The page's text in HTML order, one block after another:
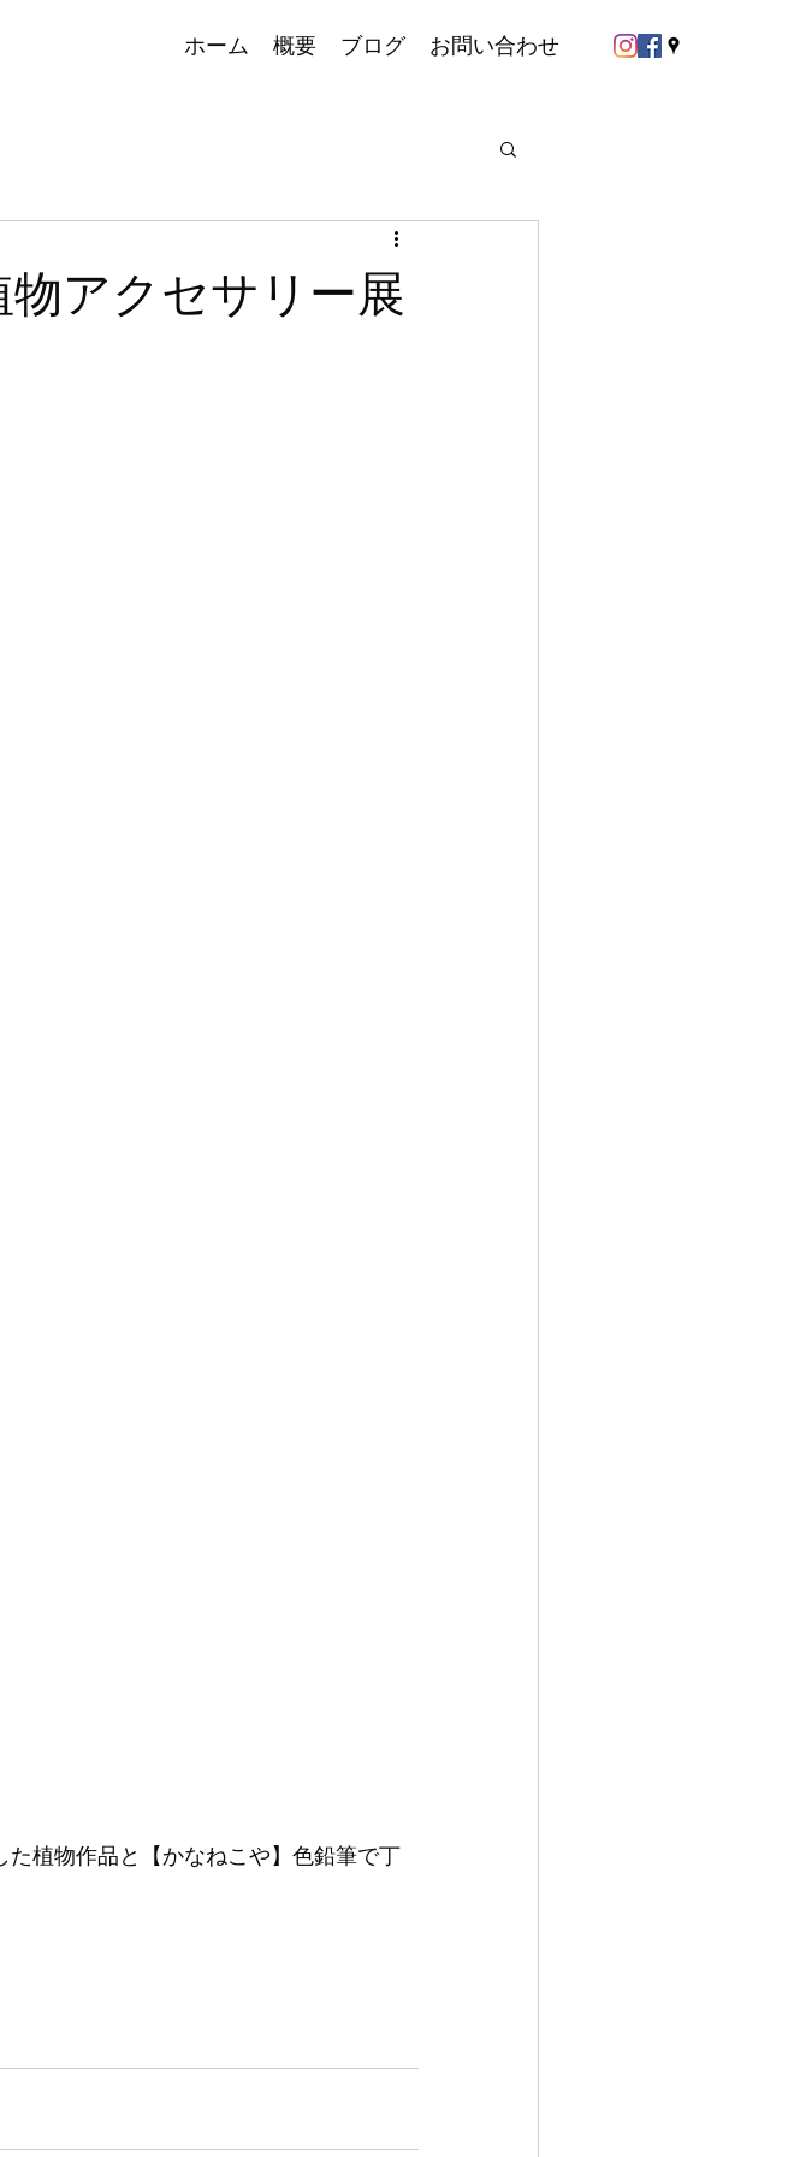
ホーム 概要 ブログ お問い合わせ
物アクセサリー展
た植物作品と【かなねこや】色鉛筆で丁